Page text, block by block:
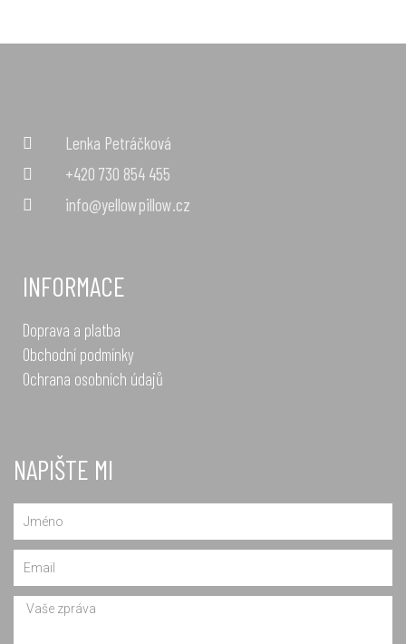
Lenka Petráčková
+420 730 854 455
info@yellowpillow.cz
INFORMACE
Doprava a platba
Obchodní podmínky
Ochrana osobních údajů
NAPIŠTE MI
Message